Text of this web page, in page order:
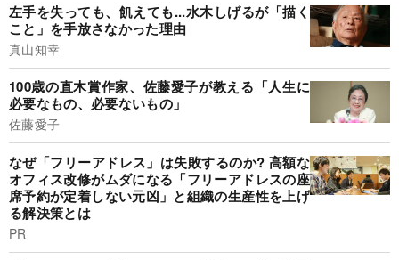
左手を失っても、飢えても...水木しげるが「描く
こと」を手放さなかった理由
真山知幸
100歳の直木賞作家、佐藤愛子が教える「人生に
必要なもの、必要ないもの」
佐藤愛子
なぜ「フリーアドレス」は失敗するのか? 高額な
オフィス改修がムダになる「フリーアドレスの座
席予約が定着しない元凶」と組織の生産性を上げ
る解決策とは
PR